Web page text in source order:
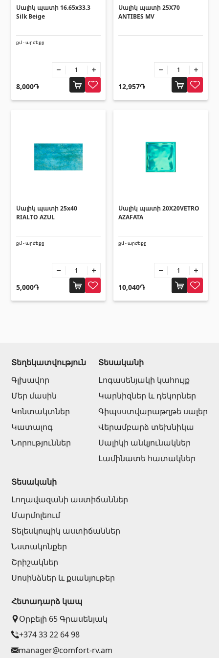
Հովհանոցներ և ճոճեր
Շինարարական նրբատախտակ (ֆաներա) (4)
(20)
Բոլորը
Սալիկ պատի 16.65x33.3
Silk Beige
քմ - արժեքը
8,000֏
Սալիկ պատի 25X70
ANTIBES MV
12,957֏
Սալիկ պատի 25x40
RIALTO AZUL
քմ - արժեքը
5,000֏
Սալիկ պատի 20X20VETRO
AZAFATA
քմ - արժեքը
10,040֏
Տեղեկատվություն
Գլխավոր
Մեր մասին
Կոնտակտներ
Կատալոգ
Նորություններ
Տեսականի
Լոգասենյակի կահույք
Կարնիզներ և դեկորներ
Գիպսստվարաթղթե սալեր
Վերամբարձ տեխնիկա
Սալիկի անկյունակներ
Լամինատե հատակներ
Տեսականի
Լողավազանի աստիճաններ
Մարմոլեում
Տելեսկոպիկ աստիճաններ
Նստակոնքեր
Շրիշակներ
Սոսինձներ և քսանյութեր
Հետադարձ կապ
Օրբելի 65 Գրասենյակ
+374 33 22 64 98
manager@comfort-rv.am